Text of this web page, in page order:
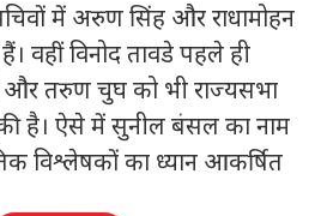
में अरुण सिंह और राधामोहन
वहीं विनोद तावडे पहले ही
तरुण चुघ को भी राज्यसभा
है। ऐसे में सुनील बंसल का नाम
विश्लेषकों का ध्यान आकर्षित